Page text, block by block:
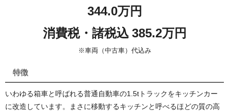
344.0万円
消費税・諸税込 385.2万円
※車両（中古車）代込み
特徴
いわゆる箱車と呼ばれる普通自動車の1.5tトラックをキッチンカー
に改造しています。まさに移動するキッチンと呼べるほどの質の高